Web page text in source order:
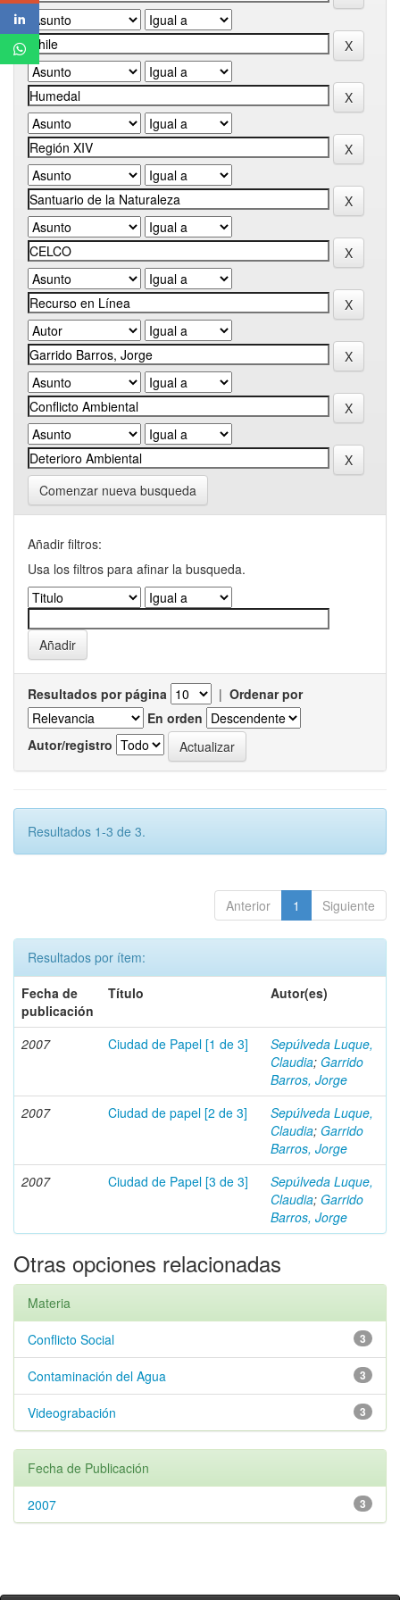
Comenzar nueva busqueda
Añadir filtros:
Usa los filtros para afinar la busqueda.
Resultados por página | Ordenar por
En orden
Autor/registro
Resultados 1-3 de 3.
Anterior 1 Siguiente
Resultados por ítem:
Fecha de
publicación
Título Autor(es)
2007 Ciudad de Papel [1 de 3]
Sepúlveda Luque,
Claudia; Garrido
Barros, Jorge
2007
Ciudad de papel [2 de 3]
Sepúlveda Luque,
Claudia; Garrido
Barros, Jorge
2007
Ciudad de Papel [3 de 3]
Sepúlveda Luque,
Claudia; Garrido
Barros, Jorge
Otras opciones relacionadas
Materia
3
Conflicto Social
3
Contaminación del Agua
3
Videograbación
Fecha de Publicación
3
2007